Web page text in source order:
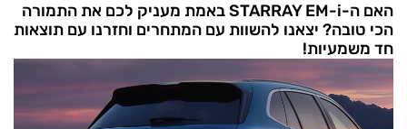
האם ה-STARRAY EM-i באמת מעניק לכם את התמורה
הכי טובה? יצאנו להשוות עם המתחרים וחזרנו עם תוצאות
חד משמעיות!